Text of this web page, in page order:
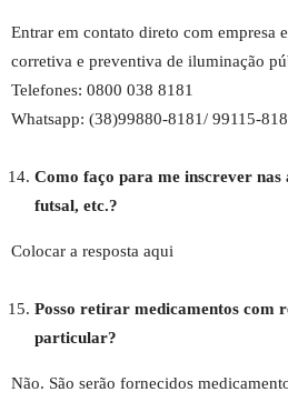
Entrar em contato direto com empresa
corretiva e preventiva de iluminação
Telefones: 0800 038 8181
Whatsapp: (38)99880-8181/ 99115-
Como faço para me inscrever nas
futsal, etc.?
Colocar a resposta aqui
Posso retirar medicamentos com
particular?
Não. São serão fornecidos